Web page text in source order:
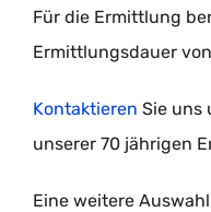
Für die Ermittlung
Ermittlungsdauer
Kontaktieren Sie uns
unserer 70 jährigen
Eine weitere